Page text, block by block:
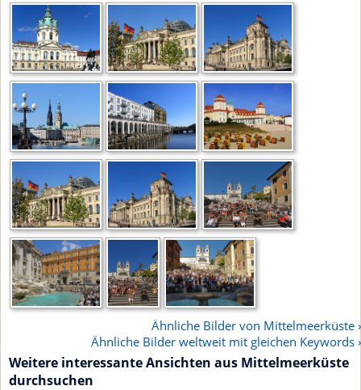
Ähnliche Bilder von Mittelmeerküste
Ähnliche Bilder weltweit mit gleichen Keywords
Weitere interessante Ansichten aus Mittelmeerküste
durchsuchen